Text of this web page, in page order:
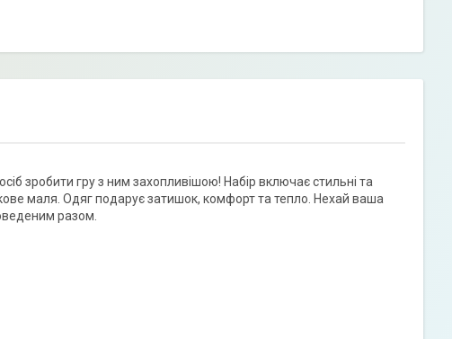
зробити гру з ним захопливішою! Набір включає стильні та
маля. Одяг подарує затишок, комфорт та тепло. Нехай ваша
разом.